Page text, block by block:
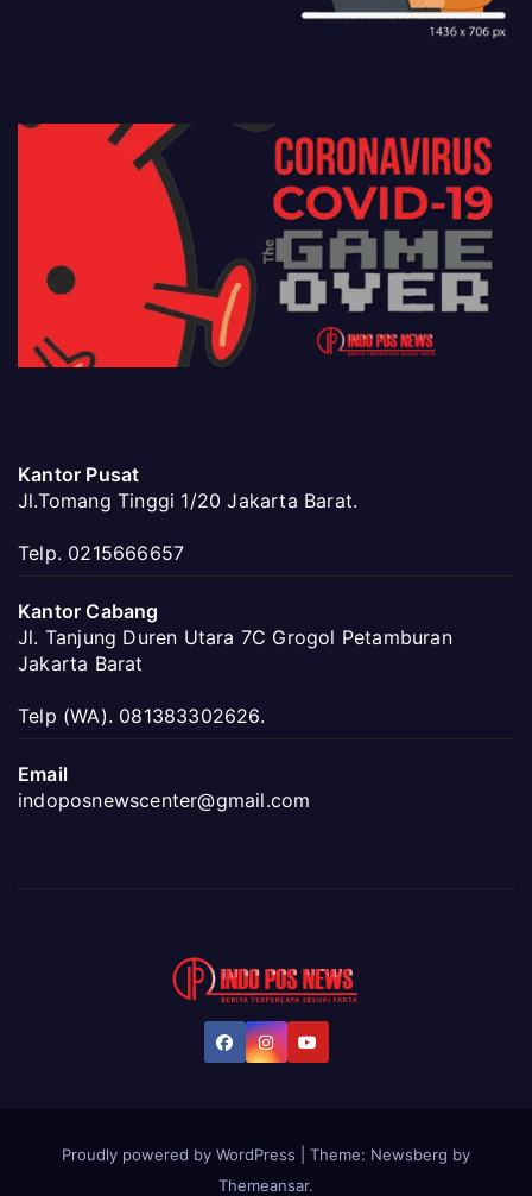
Kantor Pusat
Jl.Tomang Tinggi 1/20 Jakarta Barat.
Telp. 0215666657
Kantor Cabang
Jl. Tanjung Duren Utara 7C Grogol Petamburan
Jakarta Barat
Telp (WA). 081383302626.
Email
indoposnewscenter@gmail.com
Proudly powered by WordPress Theme: Newsberg by
Themeansar.